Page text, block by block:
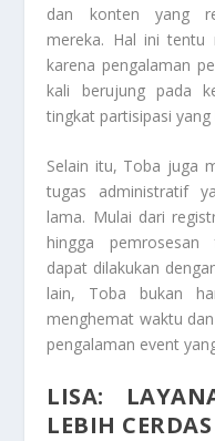
dan konten yang
mereka. Hal ini tentu
karena pengalaman
kali berujung pada
tingkat partisipasi yang
Selain itu, Toba juga
tugas administratif
lama. Mulai dari
hingga pemrosesan
dapat dilakukan
lain, Toba bukan
menghemat waktu
pengalaman event
LISA:
LEBIH